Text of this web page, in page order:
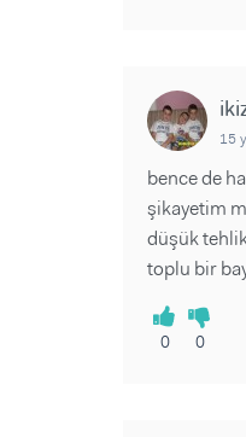
15
bence de
şikayetim
düşük
toplu bir
0 0